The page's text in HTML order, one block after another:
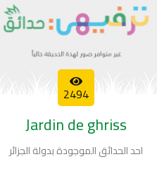
2494
Jardin de ghriss
احد الحدائق الموجودة بدولة الجزائر